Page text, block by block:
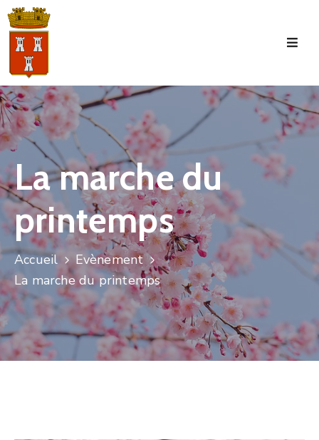
Accueil
La
Commune
Tourisme
Manifestations
Vie
Municipale
Services
Jeunesse
La marche du
printemps
Accueil
Evènement
La marche du printemps